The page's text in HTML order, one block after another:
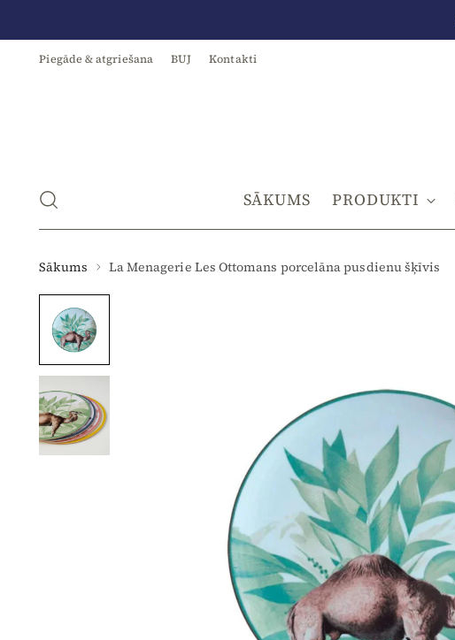
Piegāde & atgriešana BUJ Kontakti
SĀKUMS PRODUKTI
Sākums La Menagerie Les Ottomans porcelāna pusdienu šķīvis